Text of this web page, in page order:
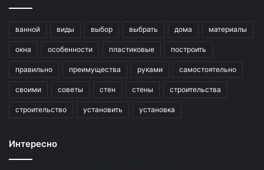
ванной виды выбор выбрать дома материалы
окна особенности пластиковые построить
правильно преимущества руками самостоятельно
своими советы стен стены строительства
строительство установить установка
Интересно